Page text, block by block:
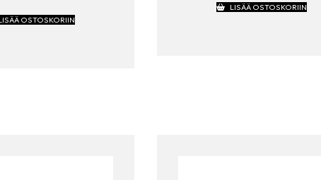
OSTOSKORIIN
LISÄÄ OSTOSKORIIN